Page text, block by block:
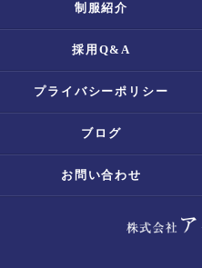
制服紹介
採用Q&A
プライバシーポリシー
ブログ
お問い合わせ